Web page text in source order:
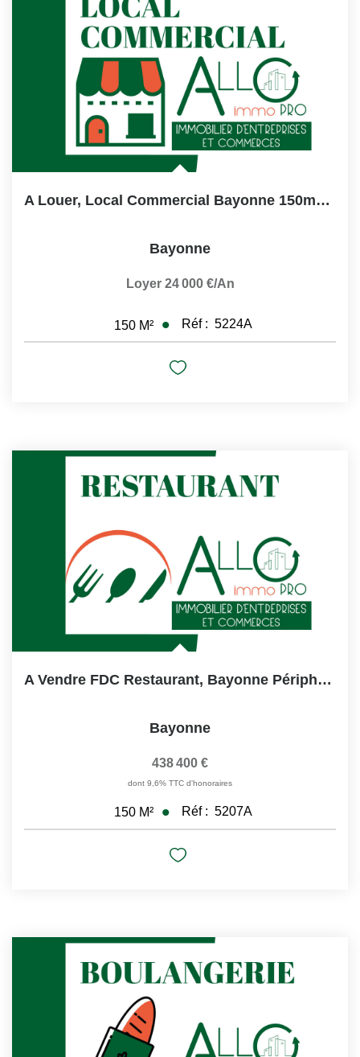
A Louer, Local Commercial Bayonne 150m2,Bayonne,axe Passant
Bayonne
Loyer 24 000 €/an
150 M² Réf : 5224A
A Vendre FDC Restaurant, Bayonne Périphérie.
Bayonne
438 400 €
dont 9,6% TTC d'honoraires
150 M² Réf : 5207A